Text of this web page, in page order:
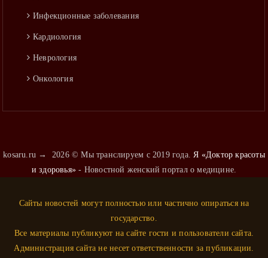
Инфекционные заболевания
Кардиология
Неврология
Онкология
Ревматология
Терапия
kosaru.ru → 2026© Мы транслируем с 2019 года.Я «Доктор красоты
и здоровья» - Новостной женский портал о медицине.
Сайты новостей могут полностью или частично опираться на
государство.
Все материалы публикуют на сайте гости и пользователи сайта.
Администрация сайта не несет ответственности за публикации.